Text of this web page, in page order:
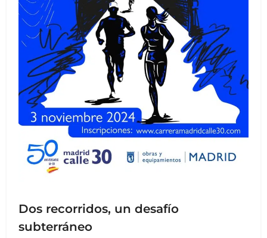
Dos recorridos, un desafío
subterráneo